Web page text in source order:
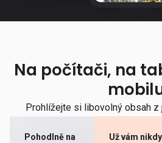
Na počítači, na
Prohlížejte si libovolný obsah
Pohodlně na
Už vám nikdy